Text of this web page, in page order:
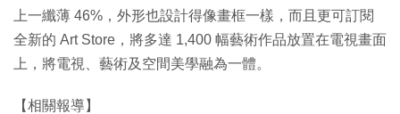
上一纖薄 46%，外形也設計得像畫框一樣，而且更可訂閱
全新的 Art Store，將多達 1,400 幅藝術作品放置在電視畫面
上，將電視、藝術及空間美學融為一體。
【相關報導】